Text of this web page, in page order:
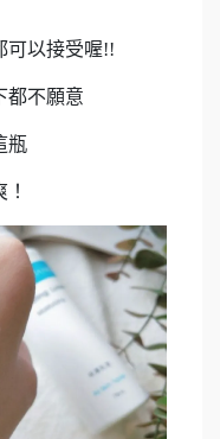
可以接受喔!!
都不願意
瓶